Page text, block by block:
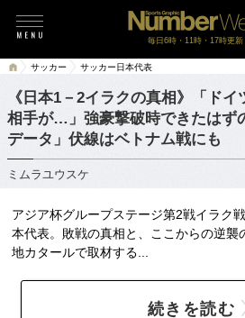
毎日6時・11時・17時更新
サッカー サッカー日本代表
《日本1－2イラクの真相》「ド
相手が…」強豪撃破時できたはず
データ」伏線はベトナム戦にも
ミムラユウスケ
アジア杯グループステージ第2戦イラク
本代表。敗戦の真相と、ここからの逆
地カタールで取材する...
続きを読む